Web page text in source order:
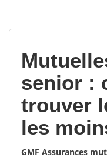
senior :
trouver
les
GMF Assurances